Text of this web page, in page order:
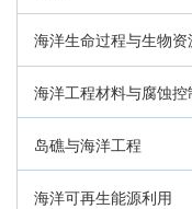
海洋生命过程与生物资
海洋工程材料与腐蚀控
岛礁与海洋工程
海洋可再生能源利用